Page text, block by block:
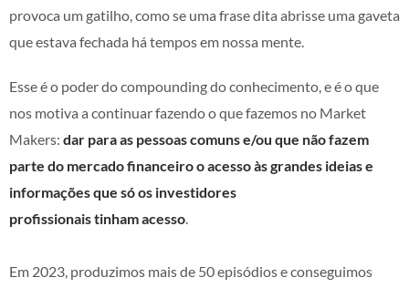
provoca um gatilho, como se uma frase dita abrisse uma gaveta
que estava fechada há tempos em nossa mente.
Esse é o poder do compounding do conhecimento, e é o que
nos motiva a continuar fazendo o que fazemos no Market
Makers: dar para as pessoas comuns e/ou que não fazem
parte do mercado financeiro o acesso às grandes ideias e
informações que só os investidores
profissionais tinham acesso.
Em 2023, produzimos mais de 50 episódios e conseguimos